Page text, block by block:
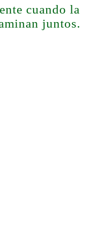
cuando la
juntos.